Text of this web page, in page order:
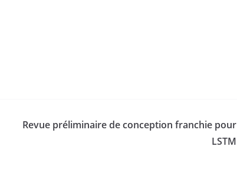
Revue préliminaire de conception franchie pour
LSTM